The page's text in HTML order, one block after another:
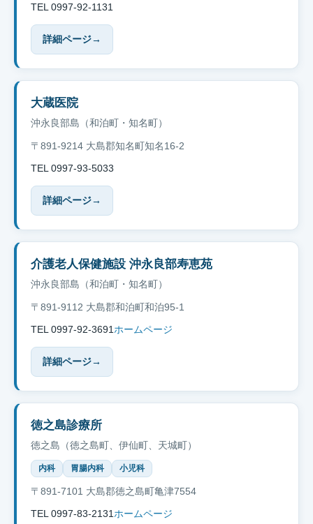
TEL 0997-92-1131
詳細ページ→
大蔵医院
沖永良部島（和泊町・知名町）
〒891-9214 大島郡知名町知名16-2
TEL 0997-93-5033
詳細ページ→
介護老人保健施設 沖永良部寿恵苑
沖永良部島（和泊町・知名町）
〒891-9112 大島郡和泊町和泊95-1
TEL 0997-92-3691ホームページ
詳細ページ→
徳之島診療所
徳之島（徳之島町、伊仙町、天城町）
内科 胃腸内科 小児科
〒891-7101 大島郡徳之島町亀津7554
TEL 0997-83-2131ホームページ